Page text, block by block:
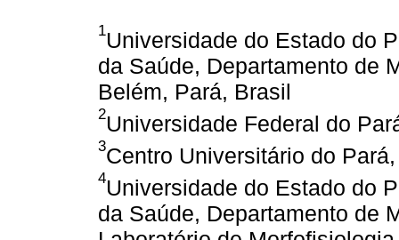
1Universidade do Estado do
da Saúde, Departamento de
Belém, Pará, Brasil
2Universidade Federal do
3Centro Universitário do
4Universidade do Estado do
da Saúde, Departamento de